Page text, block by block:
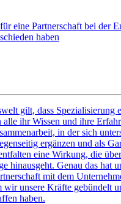
eine Partnerschaft bei der
haben
gilt, dass Spezialisierung
ihr Wissen und ihre
in der sich
ergänzen und als
eine Wirkung, die
hinausgeht. Genau das hat
mit dem
wir unsere Kräfte gebündelt
haben.